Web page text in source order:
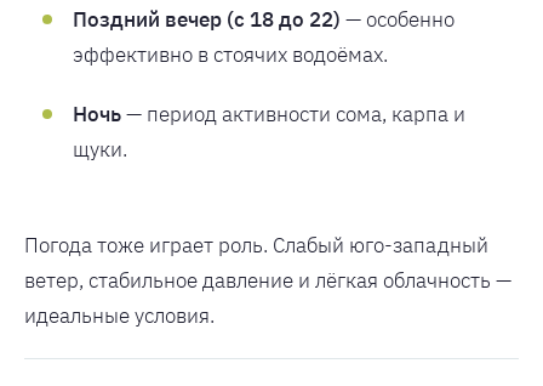
Поздний вечер (с 18 до 22) — особенно
эффективно в стоячих водоёмах.
Ночь— период активности сома, карпа и
щуки.
Погода тоже играет роль. Слабый юго-западный
ветер, стабильное давление и лёгкая облачность —
идеальные условия.